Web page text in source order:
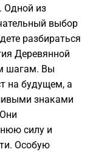
Одной из
выбор
разбираться
Деревянной
шагам. Вы
на будущем, а
знаками
силу и
Особую